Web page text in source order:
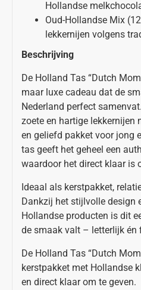
Hollandse
Oud-Hollandse Mix
lekkernijen volgens
Beschrijving
De Holland Tas “Dutch
maar luxe cadeau dat de
Nederland perfect
zoete en hartige lekkernijen
en geliefd pakket voor jong
tas geeft het geheel een
waardoor het direct klaar is
Ideaal als kerstpakket,
Dankzij het stijlvolle design
Hollandse producten is dit
de smaak valt – letterlijk én
De Holland Tas “Dutch
kerstpakket met Hollandse
en direct klaar om te geven.